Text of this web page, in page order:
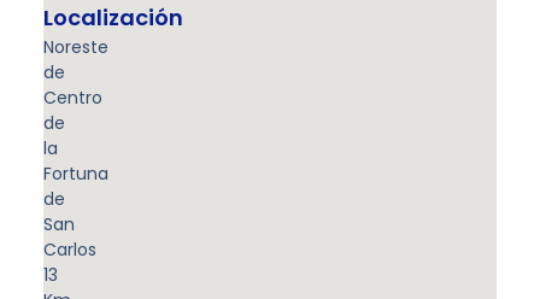
Localización
Noreste
de
Centro
de
la
Fortuna
de
San
Carlos
13